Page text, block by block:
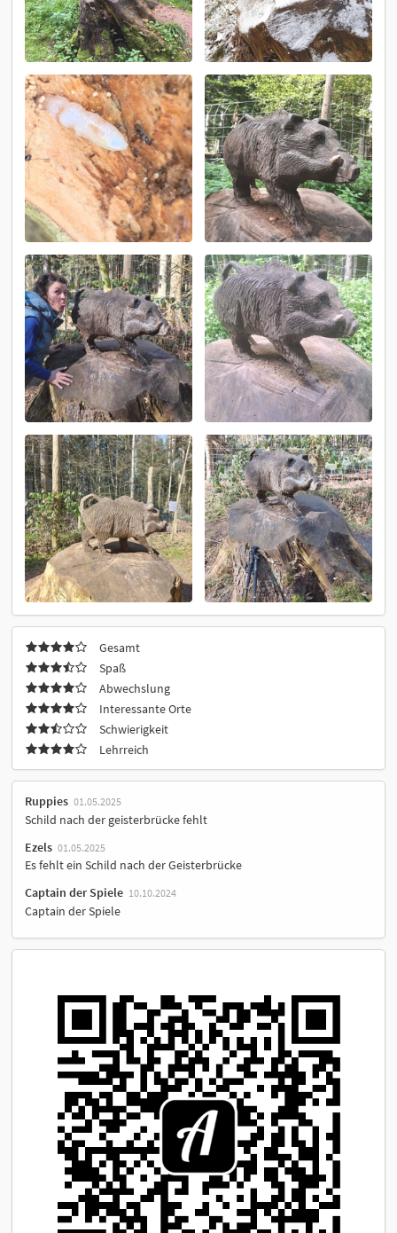
Gesamt
Spaß
Abwechslung
Interessante Orte
Schwierigkeit
Lehrreich
Ruppies 01.05.2025
Schild nach der geisterbrücke fehlt
Ezels 01.05.2025
Es fehlt ein Schild nach der Geisterbrücke
Captain der Spiele 10.10.2024
Captain der Spiele